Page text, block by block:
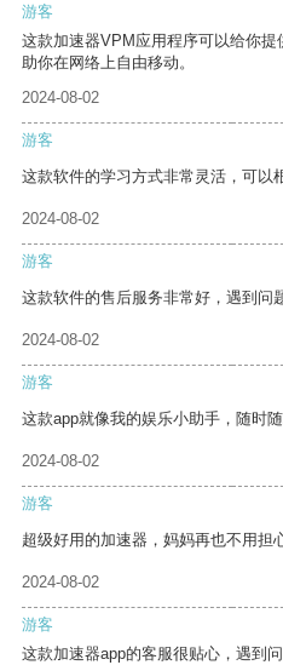
游客
这款加速器VPM应用程序可以给你
助你在网络上自由移动。
2024-08-02
游客
这款软件的学习方式非常灵活，可以
2024-08-02
游客
这款软件的售后服务非常好，遇到问
2024-08-02
游客
这款app就像我的娱乐小助手，随时
2024-08-02
游客
超级好用的加速器，妈妈再也不用担
2024-08-02
游客
这款加速器app的客服很贴心，遇到